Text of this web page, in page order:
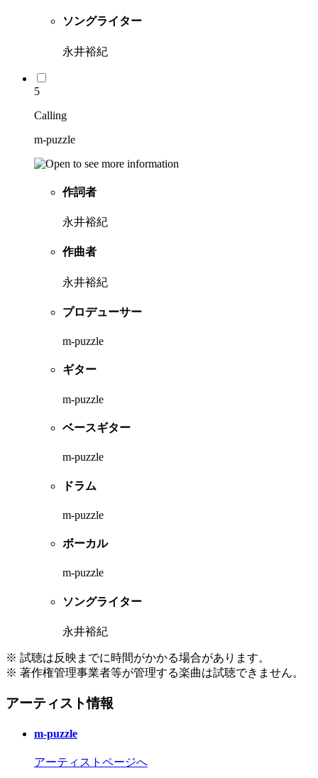
ソングライター
永井裕紀
5
Calling
m-puzzle
作詞者
永井裕紀
作曲者
永井裕紀
プロデューサー
m-puzzle
ギター
m-puzzle
ベースギター
m-puzzle
ドラム
m-puzzle
ボーカル
m-puzzle
ソングライター
永井裕紀
※ 試聴は反映までに時間がかかる場合があります。
※ 著作権管理事業者等が管理する楽曲は試聴できません。
アーティスト情報
m-puzzle
アーティストページへ